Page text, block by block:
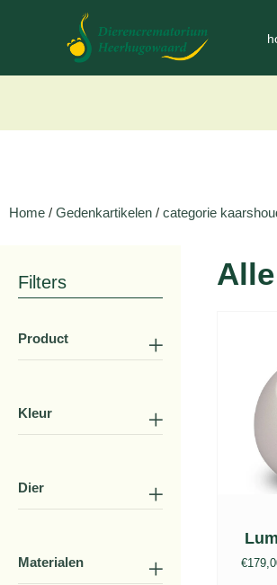
Home / Gedenkartikelen / categorie
Filters
Product
Kleur
Dier
Materialen €